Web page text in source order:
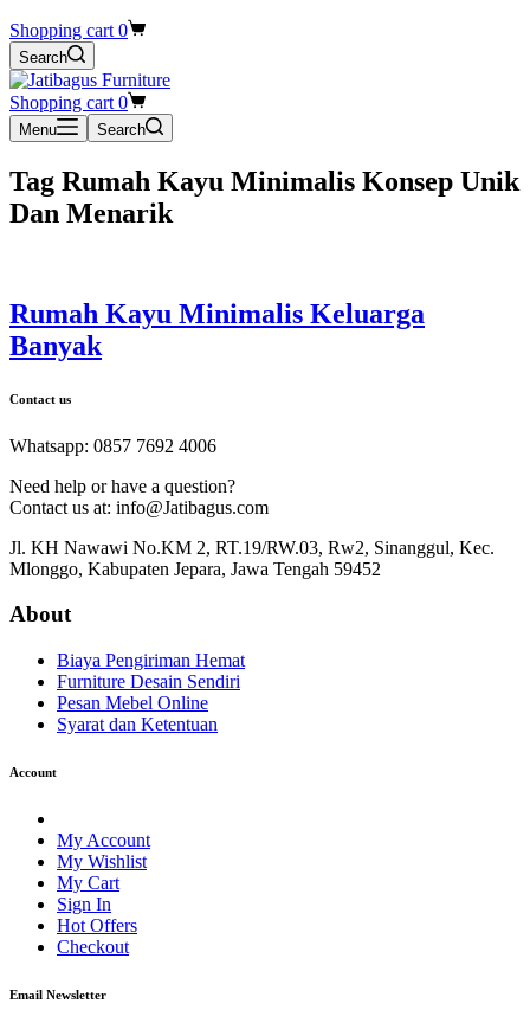
Shopping cart 0
Search
Shopping cart 0
Menu Search
Tag Rumah Kayu Minimalis Konsep Unik
Dan Menarik
Rumah Kayu Minimalis Keluarga
Banyak
Contact us
Whatsapp: 0857 7692 4006
Need help or have a question?
Contact us at: info@Jatibagus.com
Jl. KH Nawawi No.KM 2, RT.19/RW.03, Rw2, Sinanggul, Kec.
Mlonggo, Kabupaten Jepara, Jawa Tengah 59452
About
Biaya Pengiriman Hemat
Furniture Desain Sendiri
Pesan Mebel Online
Syarat dan Ketentuan
Account
My Account
My Wishlist
My Cart
Sign In
Hot Offers
Checkout
Email Newsletter